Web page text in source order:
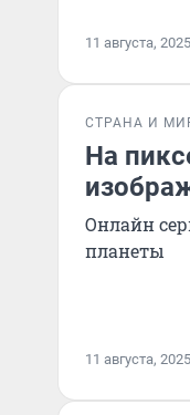
11 августа,
СТРАНА И
На
Онлайн
планеты
11 августа,